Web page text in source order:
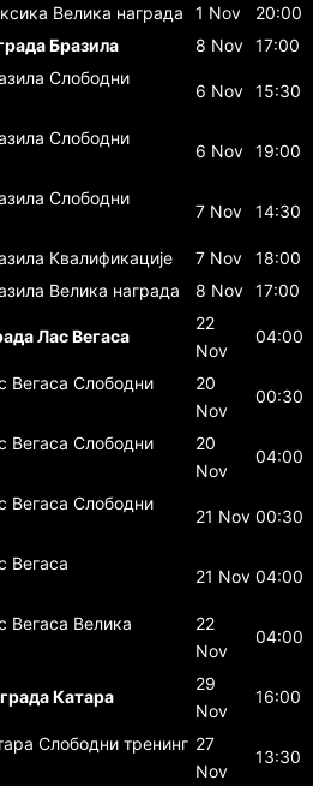
Велика награда 1 Nov
20:00
Бразила
8 Nov 17:00
Слободни
6 Nov 15:30
Слободни
6 Nov 19:00
Слободни
7 Nov 14:30
Квалификације 7 Nov
18:00
Велика награда 8 Nov 17:00
Лас Вегаса
22
Nov
04:00
Вегаса Слободни
20
Nov
00:30
Вегаса Слободни
20
Nov
04:00
Вегаса Слободни
21 Nov 00:30
Вегаса
21 Nov 04:00
Вегаса Велика
22
Nov
04:00
Катара
29
Nov
16:00
Слободни тренинг 27
Nov
13:30